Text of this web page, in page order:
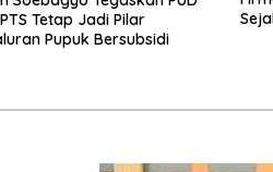
Tetap Jadi Pilar
Pupuk Bersubsidi